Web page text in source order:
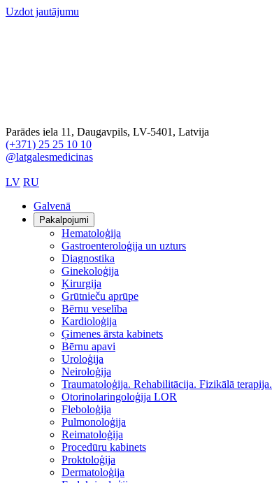
Uzdot jautājumu
Parādes iela 11, Daugavpils, LV-5401, Latvija
(+371) 25 25 10 10
@latgalesmedicinas
LV RU
Galvenā
Pakalpojumi
Hematoloģija
Gastroenteroloģija un uzturs
Diagnostika
Ginekoloģija
Ķirurgija
Grūtnieču aprūpe
Bērnu veselība
Kardioloģija
Ģimenes ārsta kabinets
Bērnu apavi
Uroloģija
Neiroloģija
Traumatoloģija. Rehabilitācija. Fizikālā terapija.
Otorinolaringoloģija LOR
Fleboloģija
Pulmonoloģija
Reimatoloģija
Procedūru kabinets
Proktoloģija
Dermatoloģija